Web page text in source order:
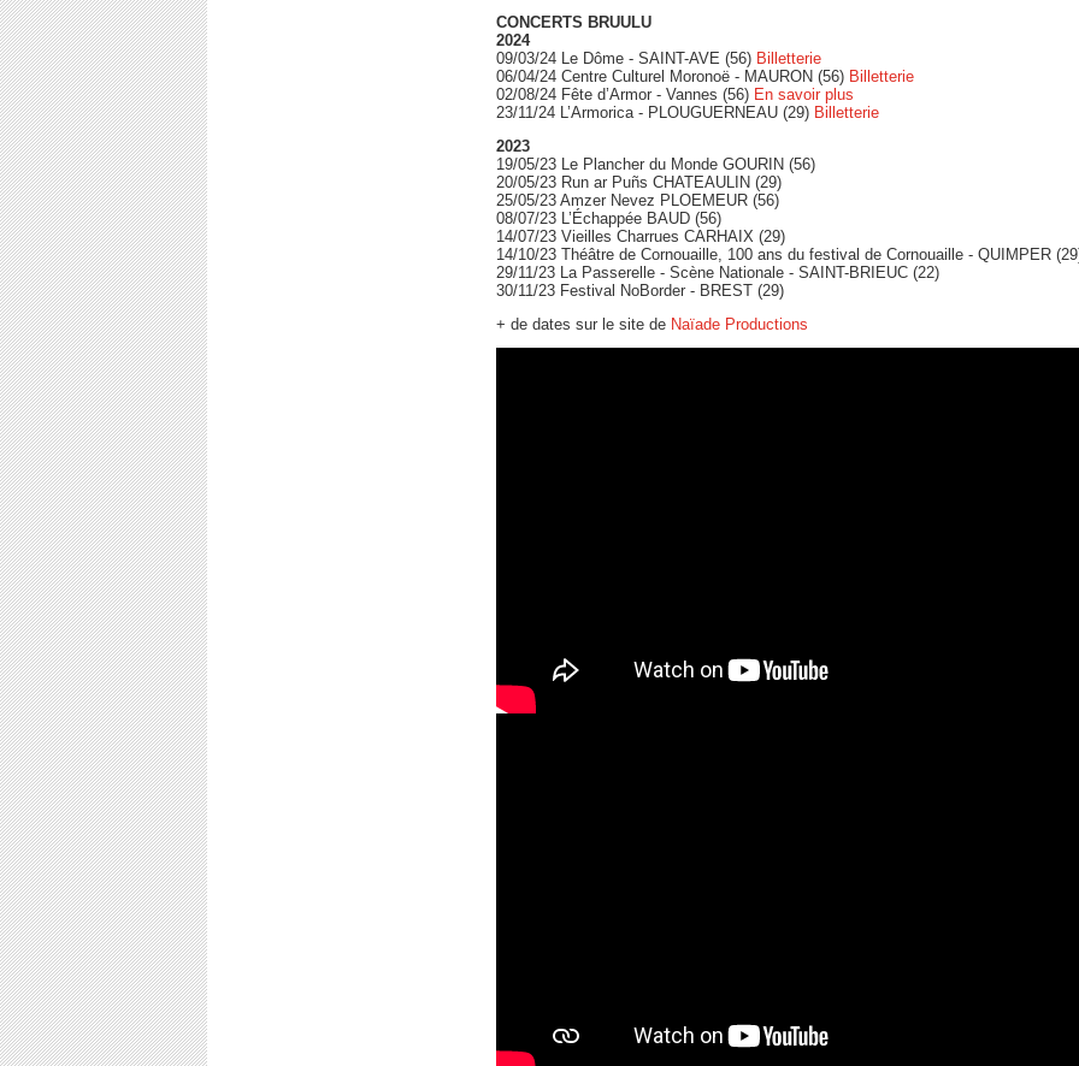
CONCERTS BRUULU
2024
09/03/24 Le Dôme - SAINT-AVE (56) Billetterie
06/04/24 Centre Culturel Moronoë - MAURON (56) Billetterie
02/08/24 Fête d’Armor - Vannes (56) En savoir plus
23/11/24 L’Armorica - PLOUGUERNEAU (29) Billetterie
2023
19/05/23 Le Plancher du Monde GOURIN (56)
20/05/23 Run ar Puñs CHATEAULIN (29)
25/05/23 Amzer Nevez PLOEMEUR (56)
08/07/23 L’Échappée BAUD (56)
14/07/23 Vieilles Charrues CARHAIX (29)
14/10/23 Théâtre de Cornouaille, 100 ans du festival de Cornouaille - QUIMPER
29/11/23 La Passerelle - Scène Nationale - SAINT-BRIEUC (22)
30/11/23 Festival NoBorder - BREST (29)
+ de dates sur le site de Naïade Productions